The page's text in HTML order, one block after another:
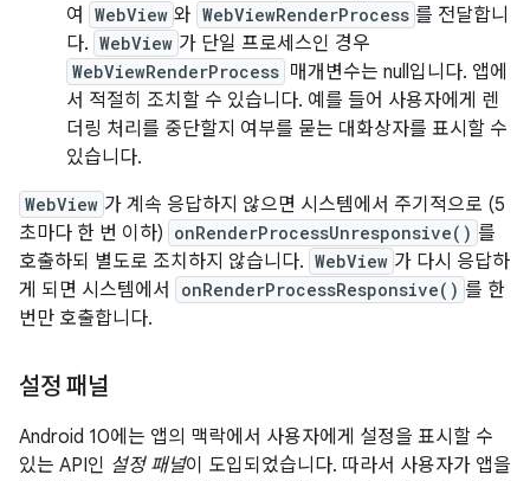
여
WebView 와 WebViewRenderProcess 를 전달합니
다. WebView 가 단일 프로세스인 경우
WebViewRenderProcess 매개변수는 null입니다. 앱에
서 적절히 조치할 수 있습니다. 예를 들어 사용자에게 렌
더링 처리를 중단할지 여부를 묻는 대화상자를 표시할 수
있습니다.
WebView 가 계속 응답하지 않으면 시스템에서 주기적으로 (5
초마다 한 번 이하) onRenderProcessUnresponsive() 를
호출하되 별도로 조치하지 않습니다. WebView 가 다시 응답하
게 되면 시스템에서
onRenderProcessResponsive() 를 한
번만 호출합니다.
설정 패널
Android 10에는 앱의 맥락에서 사용자에게 설정을 표시할 수
있는 API인 설정 패널이 도입되었습니다. 따라서 사용자가 앱을